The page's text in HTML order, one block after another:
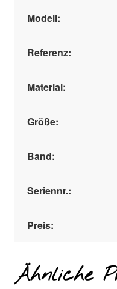
Modell:
Referenz:
Material:
Größe:
Band:
Seriennr.:
Preis:
Ähnliche